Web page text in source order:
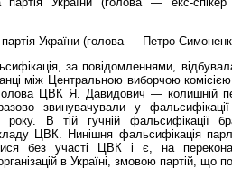
партія України (голова — Петро
за повідомленнями,
між Центральною виборчою
ЦВК Я. Давидович — колишній
звинувачували у
року. В тій гучній фальсифікації
ЦВК. Нинішня фальсифікація
без участі ЦВК і є, на
в Україні, змовою партій, що